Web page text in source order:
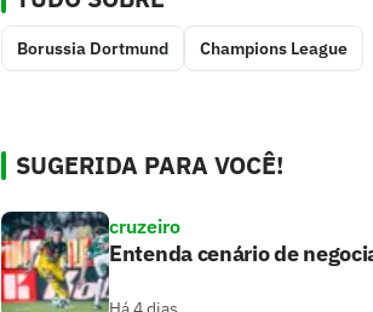
Borussia Dortmund Champions League
SUGERIDA PARA VOCÊ!
cruzeiro
Entenda cenário de